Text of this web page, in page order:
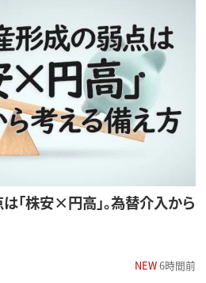
「株安×円高」。為替介入から
NEW6時間前